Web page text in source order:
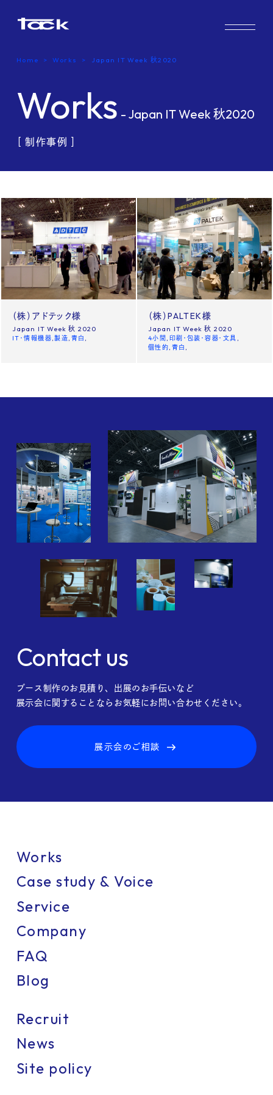
Works
Case study & Voice
Service
Blog
Recruit
Contact us
X
Home Works Japan IT Week 秋2020
Works - Japan IT Week 秋2020
［ 制作事例 ］
（株）アドテック様
Japan IT Week 秋 2020
IT・情報機器 製造 青白
（株）PALTEK様
Japan IT Week 秋 2020
4小間
印刷・包装・容器・文具
個性的 青白
Contact us
ブース制作のお見積り、出展のお手伝いなど
展示会に関することならお気軽にお問い合わせください。
展示会のご相談
Works
Case study & Voice
Service
Company
FAQ
Blog
Recruit
News
Site policy